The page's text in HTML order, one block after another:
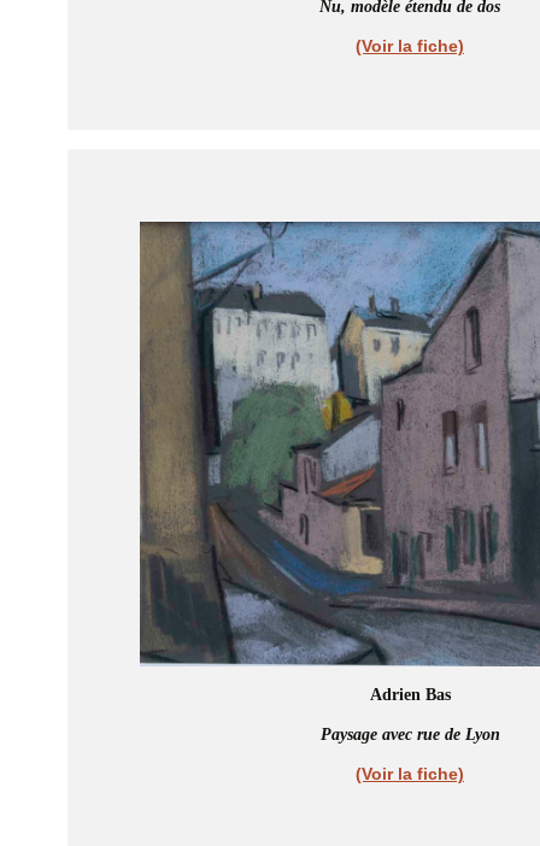
Nu, modèle étendu de dos
(Voir la fiche)
Adrien Bas
Paysage avec rue de Lyon
(Voir la fiche)